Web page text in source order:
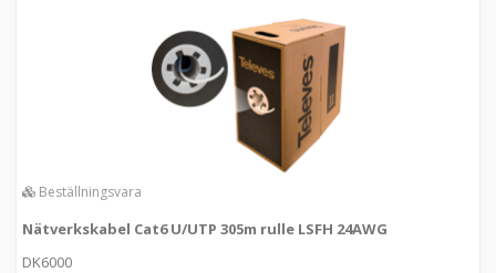
Beställningsvara
Nätverkskabel Cat6 U/UTP 305m rulle LSFH 24AWG
DK6000